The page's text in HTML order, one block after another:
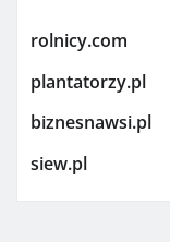
rolnicy.com
plantatorzy.pl
biznesnawsi.pl
siew.pl